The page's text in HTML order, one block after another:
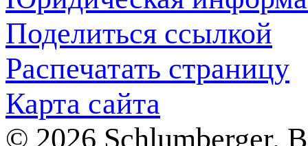
Поделиться ссылкой
Распечатать страницу
Карта сайта
© 2026 Schlumberger.